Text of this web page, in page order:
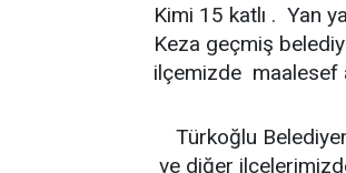
Kimi 15 katlı . Yan
Keza geçmiş
ilçemizde maalesef
Türkoğlu
ve diğer